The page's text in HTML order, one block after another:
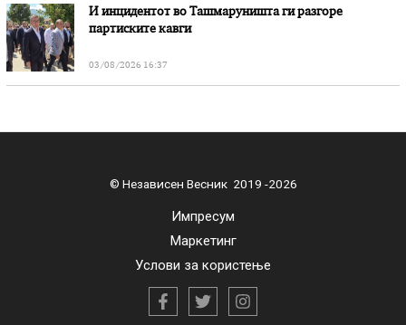
И инцидентот во Ташмаруништa ги разгоре
партиските кавги
03/08/2026 16:37
© Независен Весник 2019 -2026
Импресум
Маркетинг
Услови за користење